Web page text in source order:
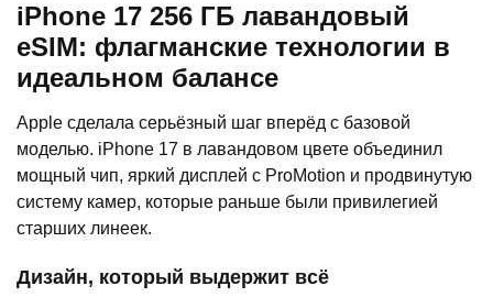
iPhone 17 256 ГБ лавандовый
eSIM: флагманские технологии в
идеальном балансе
Apple сделала серьёзный шаг вперёд с базовой
моделью. iPhone 17 в лавандовом цвете объединил
мощный чип, яркий дисплей с ProMotion и продвинутую
систему камер, которые раньше были привилегией
старших линеек.
Дизайн, который выдержит всё